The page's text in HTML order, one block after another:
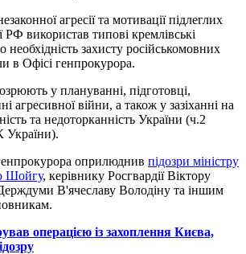
агресії та мотивації підлеглих
РФ використав типові кремлівські
необхідність захисту російськомовних
в Офісі генпрокурора.
у плануванні, підготовці,
агресивної війни, а також у зазіханні на
та недоторканність України (ч.2
України).
оприлюднив підозри міністру
Шойгу, керівнику Росгвардії Віктору
В'ячеславу Володіну та іншим
операцією із захоплення Києва,